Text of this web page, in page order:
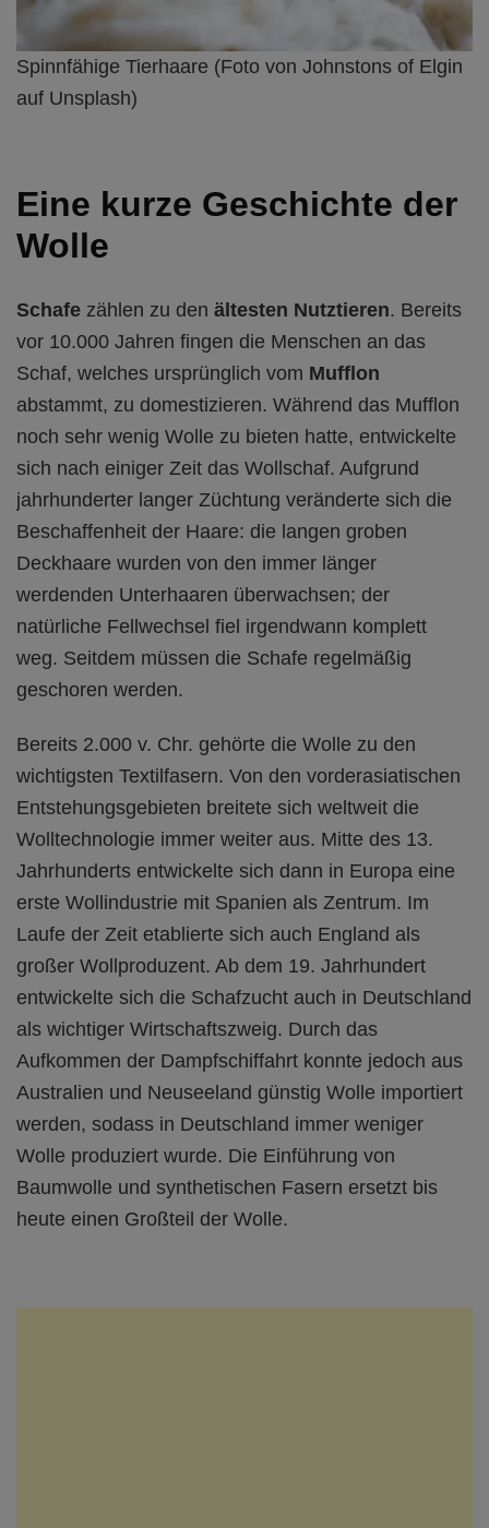
Spinnfähige Tierhaare (Foto von Johnstons of Elgin
auf Unsplash)
Eine kurze Geschichte der
Wolle
Schafe zählen zu den ältesten Nutztieren. Bereits
vor 10.000 Jahren fingen die Menschen an das
Schaf, welches ursprünglich vom Mufflon
abstammt, zu domestizieren. Während das Mufflon
noch sehr wenig Wolle zu bieten hatte, entwickelte
sich nach einiger Zeit das Wollschaf. Aufgrund
jahrhunderter langer Züchtung veränderte sich die
Beschaffenheit der Haare: die langen groben
Deckhaare wurden von den immer länger
werdenden Unterhaaren überwachsen; der
natürliche Fellwechsel fiel irgendwann komplett
weg. Seitdem müssen die Schafe regelmäßig
geschoren werden.
Bereits 2.000 v. Chr. gehörte die Wolle zu den
wichtigsten Textilfasern. Von den vorderasiatischen
Entstehungsgebieten breitete sich weltweit die
Wolltechnologie immer weiter aus. Mitte des 13.
Jahrhunderts entwickelte sich dann in Europa eine
erste Wollindustrie mit Spanien als Zentrum. Im
Laufe der Zeit etablierte sich auch England als
großer Wollproduzent. Ab dem 19. Jahrhundert
entwickelte sich die Schafzucht auch in Deutschland
als wichtiger Wirtschaftszweig. Durch das
Aufkommen der Dampfschiffahrt konnte jedoch aus
Australien und Neuseeland günstig Wolle importiert
werden, sodass in Deutschland immer weniger
Wolle produziert wurde. Die Einführung von
Baumwolle und synthetischen Fasern ersetzt bis
heute einen Großteil der Wolle.